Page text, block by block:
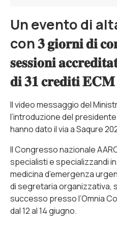
Un evento di
con 𝟑 𝐠𝐢𝐨𝐫𝐧𝐢 𝐝𝐢
𝐬𝐞𝐬𝐬𝐢𝐨𝐧𝐢
𝐝𝐢 𝟑𝟏 𝐜𝐫𝐞𝐝𝐢𝐭𝐢 𝐄𝐂𝐌
Il video messaggio del
l’introduzione del presidente
hanno dato il via a Saqure
Il Congresso nazionale
specialisti e specializzandi
medicina d’emergenza
di segretaria organizzativa,
successo presso l’Omnia
dal 12 al 14 giugno.